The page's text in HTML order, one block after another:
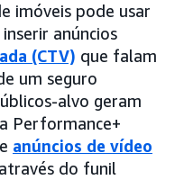
imóveis pode usar
anúncios
(CTV) que falam
um seguro
alvo geram
Performance+
anúncios de vídeo
do funil